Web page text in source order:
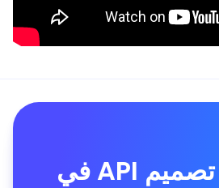
ممارسة تصميم API في